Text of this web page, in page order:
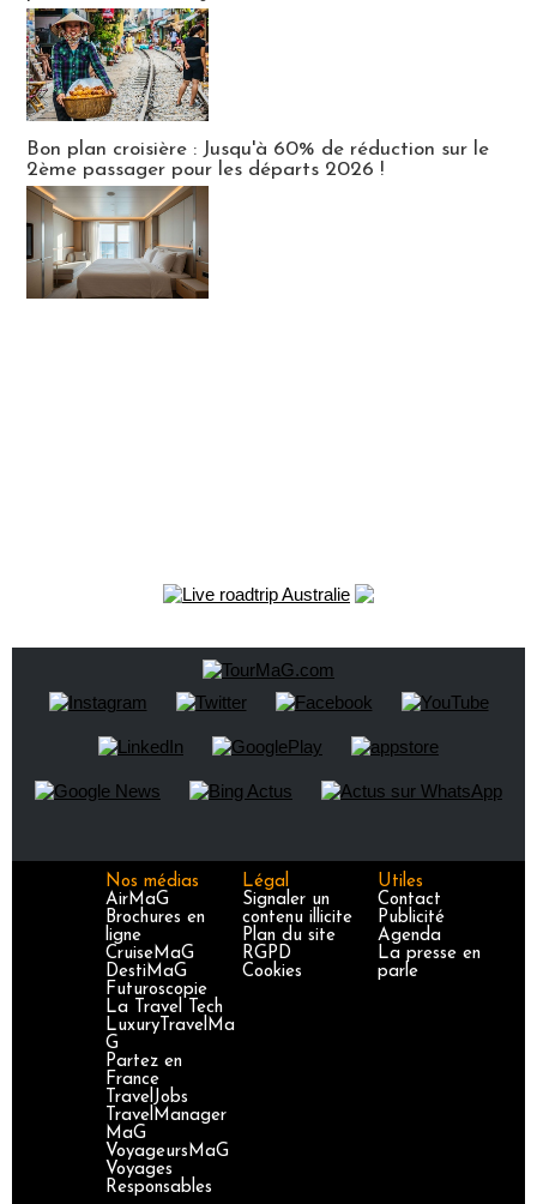
Bon plan croisière : Jusqu'à 60% de réduction sur le
2ème passager pour les départs 2026 !
Nos médias
AirMaG
Brochures en
ligne
CruiseMaG
DestiMaG
Futuroscopie
La Travel Tech
LuxuryTravelMa
G
Partez en
France
TravelJobs
TravelManager
MaG
VoyageursMaG
Voyages
Responsables
Légal
Signaler un
contenu illicite
Plan du site
RGPD
Cookies
Utiles
Contact
Publicité
Agenda
La presse en
parle